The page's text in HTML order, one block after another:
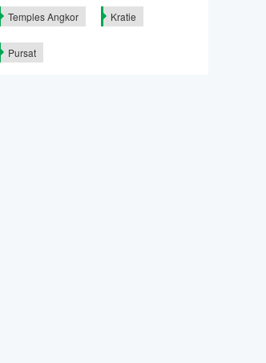
Temples Angkor Kratie
Pursat